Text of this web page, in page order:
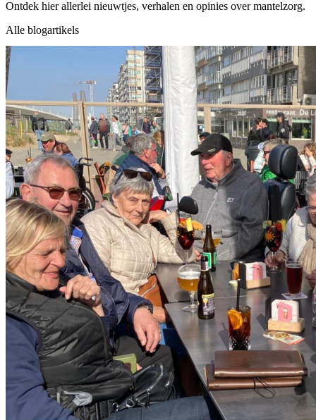
Ontdek hier allerlei nieuwtjes, verhalen en opinies over mantelzorg.
Alle blogartikels